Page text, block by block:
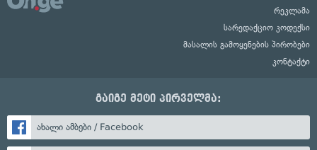
რეკლამა
სარედაქციო კოდექსი
მასალის გამოყენების პირობები
კონტაქტი
გაიგე მეტი პირველმა:
ახალი ამბები / Facebook